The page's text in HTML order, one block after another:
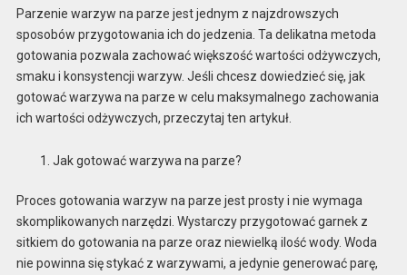
Parzenie warzyw na parze jest jednym z najzdrowszych
sposobów przygotowania ich do jedzenia. Ta delikatna metoda
gotowania pozwala zachować większość wartości odżywczych,
smaku i konsystencji warzyw. Jeśli chcesz dowiedzieć się, jak
gotować warzywa na parze w celu maksymalnego zachowania
ich wartości odżywczych, przeczytaj ten artykuł.
Jak gotować warzywa na parze?
Proces gotowania warzyw na parze jest prosty i nie wymaga
skomplikowanych narzędzi. Wystarczy przygotować garnek z
sitkiem do gotowania na parze oraz niewielką ilość wody. Woda
nie powinna się stykać z warzywami, a jedynie generować parę,